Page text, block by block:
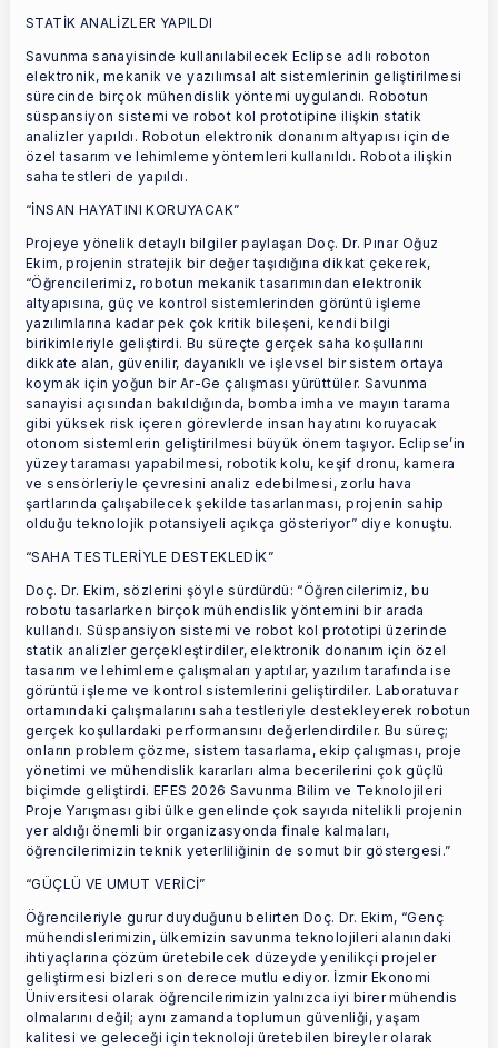
STATİK ANALİZLER YAPILDI
Savunma sanayisinde kullanılabilecek Eclipse adlı roboton
elektronik, mekanik ve yazılımsal alt sistemlerinin geliştirilmesi
sürecinde birçok mühendislik yöntemi uygulandı. Robotun
süspansiyon sistemi ve robot kol prototipine ilişkin statik
analizler yapıldı. Robotun elektronik donanım altyapısı için de
özel tasarım ve lehimleme yöntemleri kullanıldı. Robota ilişkin
saha testleri de yapıldı.
“İNSAN HAYATINI KORUYACAK”
Projeye yönelik detaylı bilgiler paylaşan Doç. Dr. Pınar Oğuz
Ekim, projenin stratejik bir değer taşıdığına dikkat çekerek,
“Öğrencilerimiz, robotun mekanik tasarımından elektronik
altyapısına, güç ve kontrol sistemlerinden görüntü işleme
yazılımlarına kadar pek çok kritik bileşeni, kendi bilgi
birikimleriyle geliştirdi. Bu süreçte gerçek saha koşullarını
dikkate alan, güvenilir, dayanıklı ve işlevsel bir sistem ortaya
koymak için yoğun bir Ar-Ge çalışması yürüttüler. Savunma
sanayisi açısından bakıldığında, bomba imha ve mayın tarama
gibi yüksek risk içeren görevlerde insan hayatını koruyacak
otonom sistemlerin geliştirilmesi büyük önem taşıyor. Eclipse’in
yüzey taraması yapabilmesi, robotik kolu, keşif dronu, kamera
ve sensörleriyle çevresini analiz edebilmesi, zorlu hava
şartlarında çalışabilecek şekilde tasarlanması, projenin sahip
olduğu teknolojik potansiyeli açıkça gösteriyor” diye konuştu.
“SAHA TESTLERİYLE DESTEKLEDİK”
Doç. Dr. Ekim, sözlerini şöyle sürdürdü: “Öğrencilerimiz, bu
robotu tasarlarken birçok mühendislik yöntemini bir arada
kullandı. Süspansiyon sistemi ve robot kol prototipi üzerinde
statik analizler gerçekleştirdiler, elektronik donanım için özel
tasarım ve lehimleme çalışmaları yaptılar, yazılım tarafında ise
görüntü işleme ve kontrol sistemlerini geliştirdiler. Laboratuvar
ortamındaki çalışmalarını saha testleriyle destekleyerek robotun
gerçek koşullardaki performansını değerlendirdiler. Bu süreç;
onların problem çözme, sistem tasarlama, ekip çalışması, proje
yönetimi ve mühendislik kararları alma becerilerini çok güçlü
biçimde geliştirdi. EFES 2026 Savunma Bilim ve Teknolojileri
Proje Yarışması gibi ülke genelinde çok sayıda nitelikli projenin
yer aldığı önemli bir organizasyonda finale kalmaları,
öğrencilerimizin teknik yeterliliğinin de somut bir göstergesi.”
“GÜÇLÜ VE UMUT VERİCİ”
Öğrencileriyle gurur duyduğunu belirten Doç. Dr. Ekim, “Genç
mühendislerimizin, ülkemizin savunma teknolojileri alanındaki
ihtiyaçlarına çözüm üretebilecek düzeyde yenilikçi projeler
geliştirmesi bizleri son derece mutlu ediyor. İzmir Ekonomi
Üniversitesi olarak öğrencilerimizin yalnızca iyi birer mühendis
olmalarını değil; aynı zamanda toplumun güvenliği, yaşam
kalitesi ve geleceği için teknoloji üretebilen bireyler olarak